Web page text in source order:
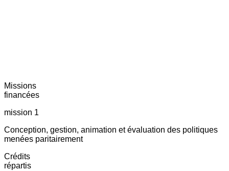
Missions
financées
mission 1
Conception, gestion, animation et évaluation des politiques
menées paritairement
Crédits
répartis